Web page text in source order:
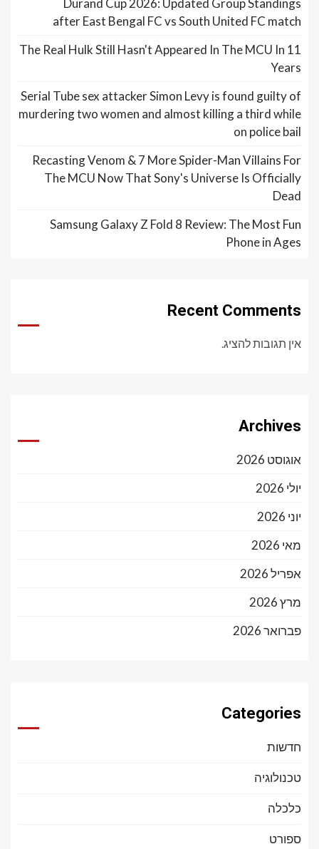
Durand Cup 2026: Updated Group Standings
after East Bengal FC vs South United FC match
The Real Hulk Still Hasn't Appeared In The MCU In 11
Years
Serial Tube sex attacker Simon Levy is found guilty of
murdering two women and almost killing a third while
on police bail
Recasting Venom & 7 More Spider-Man Villains For
The MCU Now That Sony's Universe Is Officially
Dead
Samsung Galaxy Z Fold 8 Review: The Most Fun
Phone in Ages
Recent Comments
אין תגובות להציג.
Archives
אוגוסט 2026
יולי 2026
יוני 2026
מאי 2026
אפריל 2026
מרץ 2026
פברואר 2026
Categories
חדשות
טכנולוגיה
כלכלה
ספורט